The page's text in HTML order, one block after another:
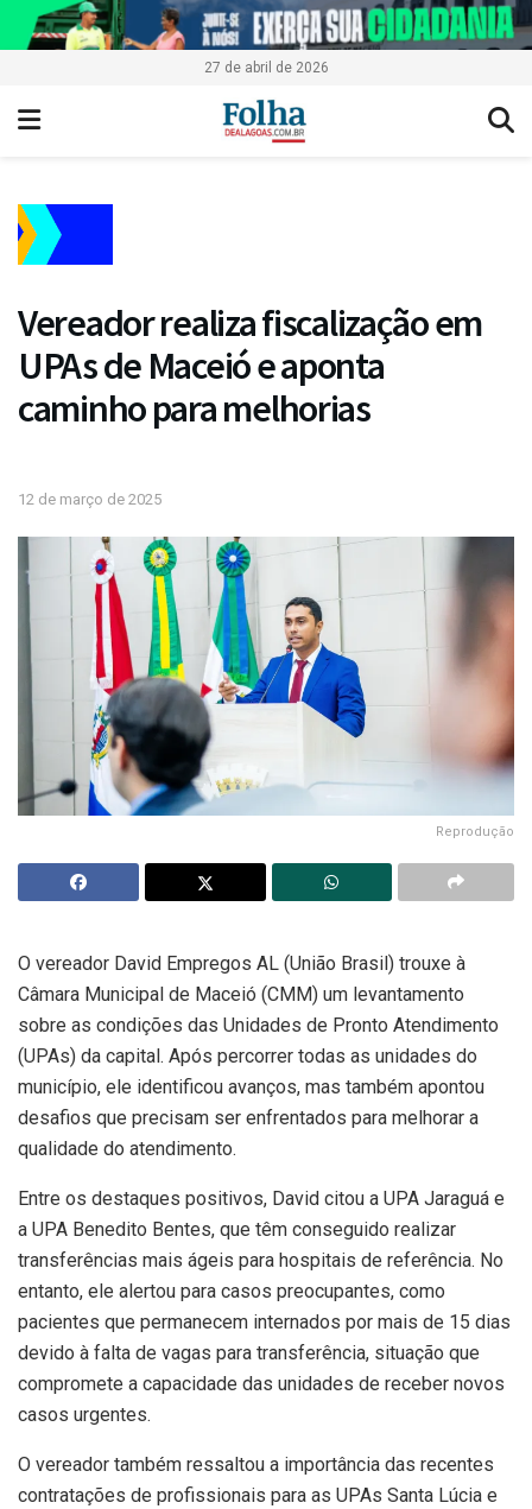
27 de abril de 2026
Vereador realiza fiscalização em
UPAs de Maceió e aponta
caminho para melhorias
12 de março de 2025
Reprodução
O vereador David Empregos AL (União Brasil) trouxe à
Câmara Municipal de Maceió (CMM) um levantamento
sobre as condições das Unidades de Pronto Atendimento
(UPAs) da capital. Após percorrer todas as unidades do
município, ele identificou avanços, mas também apontou
desafios que precisam ser enfrentados para melhorar a
qualidade do atendimento.
Entre os destaques positivos, David citou a UPA Jaraguá e
a UPA Benedito Bentes, que têm conseguido realizar
transferências mais ágeis para hospitais de referência. No
entanto, ele alertou para casos preocupantes, como
pacientes que permanecem internados por mais de 15 dias
devido à falta de vagas para transferência, situação que
compromete a capacidade das unidades de receber novos
casos urgentes.
O vereador também ressaltou a importância das recentes
contratações de profissionais para as UPAs Santa Lúcia e